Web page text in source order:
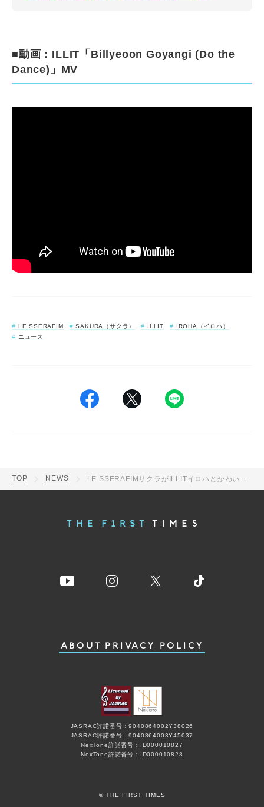
■動画：ILLIT「Billyeoon Goyangi (Do the
Dance)」MV
LE SSERAFIM SAKURA（サクラ） ILLIT
IROHA（イロハ）
ニュース
TOP NEWS
ABOUT PRIVACY POLICY
JASRAC許諾番号：9040864002Y38026
JASRAC許諾番号：9040864003Y45037
NexTone許諾番号：ID000010827
NexTone許諾番号：ID000010828
© THE FIRST TIMES